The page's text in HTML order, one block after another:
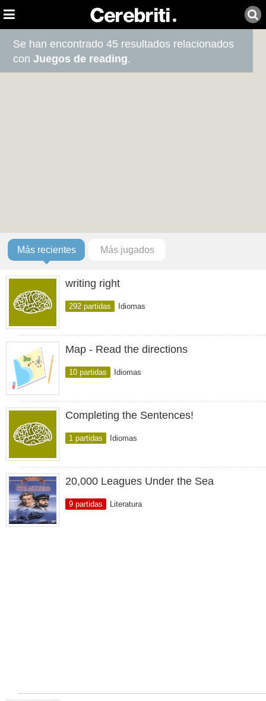
Se han encontrado 45 resultados relacionados
conJuegos de reading.
Más recientes Más jugados
writing right
292 partidas Idiomas
Map - Read the directions
10 partidas Idiomas
Completing the Sentences!
1 partidas Idiomas
20,000 Leagues Under the Sea
9 partidas Literatura